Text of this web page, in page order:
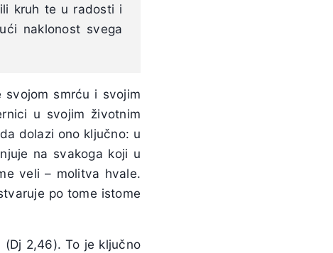
kruh te u radosti i
naklonost svega
svojom smrću i svojim
u svojim životnim
dolazi ono ključno: u
na svakoga koji u
veli – molitva hvale.
po tome istome
(Dj 2,46). To je ključno